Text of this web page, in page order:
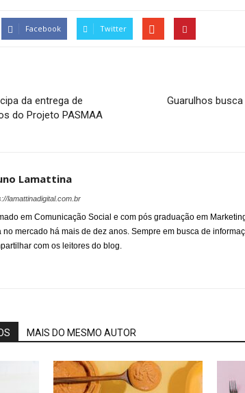
Facebook Twitter
da entrega de
do Projeto PASMAA
Guarulhos
Lamattina
lamattinadigital.com.br
em Comunicação Social e com pós graduação em
no mercado há mais de dez anos. Sempre em busca de
com os leitores do blog.
MAIS DO MESMO AUTOR